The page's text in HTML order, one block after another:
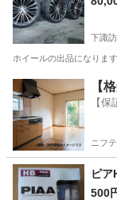
下諏
ホイールの出品になりま
長野 諏訪郡 下
【
【
ニフ
ピア
500